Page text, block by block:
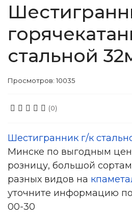
стальной
Просмотров: 10035
(0)
Шестигранник г/к
Минске по выгодным
розницу, большой
разных видов на
уточните информацию по
00-30